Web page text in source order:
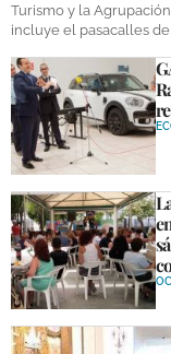
Turismo y la
incluye el pasacalles